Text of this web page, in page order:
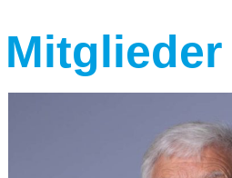
Mitglieder